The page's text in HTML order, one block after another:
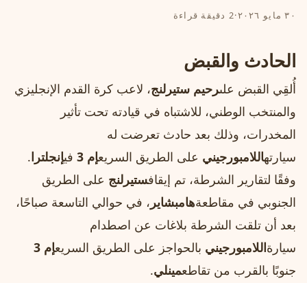
٣٠ مايو ٢٠٢٦ ·2 دقيقة قراءة
الحادث والقبض
أُلقِي القبض علىرحيم ستيرلنج، لاعب كرة القدم الإنجليزي
والمنتخب الوطني، للاشتباه في قيادته تحت تأثير
المخدرات، وذلك بعد حادث تعرضت له
سيارتهاللامبورجيني على الطريق السريعإم 3 فيإنجلترا.
وفقًا لتقارير الشرطة، تم إيقافستيرلنج على الطريق
الجنوبي في مقاطعةهامبشاير ، في حوالي التاسعة صباحًا،
بعد أن تلقت الشرطة بلاغات عن اصطدام
سيارةاللامبورجيني بالحواجز على الطريق السريعإم 3
جنوبًا بالقرب من تقاطعمينلي.